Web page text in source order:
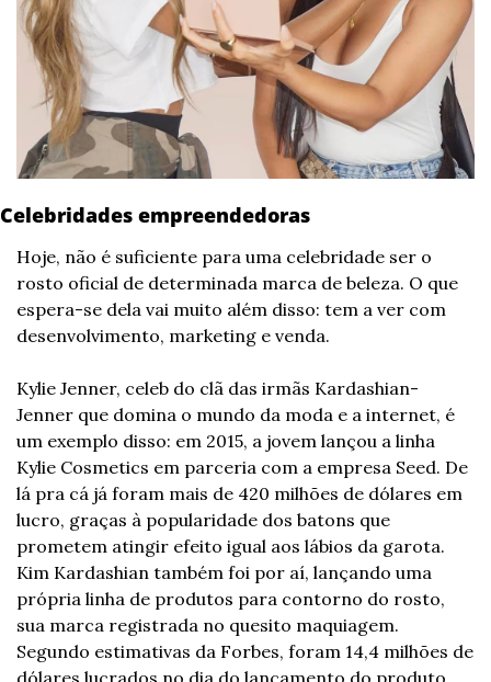
Celebridades empreendedoras
Hoje, não é suficiente para uma celebridade ser o
rosto oficial de determinada marca de beleza. O que
espera-se dela vai muito além disso: tem a ver com
desenvolvimento, marketing e venda.
Kylie Jenner, celeb do clã das irmãs Kardashian-
Jenner que domina o mundo da moda e a internet, é
um exemplo disso: em 2015, a jovem lançou a linha
Kylie Cosmetics em parceria com a empresa Seed. De
lá pra cá já foram mais de 420 milhões de dólares em
lucro, graças à popularidade dos batons que
prometem atingir efeito igual aos lábios da garota.
Kim Kardashian também foi por aí, lançando uma
própria linha de produtos para contorno do rosto,
sua marca registrada no quesito maquiagem.
Segundo estimativas da Forbes, foram 14,4 milhões de